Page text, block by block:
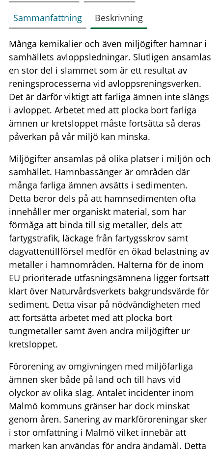
Sammanfattning Beskrivning
Många kemikalier och även miljögifter hamnar i
samhällets avloppsledningar. Slutligen ansamlas
en stor del i slammet som är ett resultat av
reningsprocesserna vid avloppsreningsverken.
Det är därför viktigt att farliga ämnen inte slängs
i avloppet. Arbetet med att plocka bort farliga
ämnen ur kretsloppet måste fortsätta så deras
påverkan på vår miljö kan minska.
Miljögifter ansamlas på olika platser i miljön och
samhället. Hamnbassänger är områden där
många farliga ämnen avsätts i sedimenten.
Detta beror dels på att hamnsedimenten ofta
innehåller mer organiskt material, som har
förmåga att binda till sig metaller, dels att
fartygstrafik, läckage från fartygsskrov samt
dagvattentillförsel medför en ökad belastning av
metaller i hamnområden. Halterna för de inom
EU prioriterade utfasningsämnena ligger fortsatt
klart över Naturvårdsverkets bakgrundsvärde för
sediment. Detta visar på nödvändigheten med
att fortsätta arbetet med att plocka bort
tungmetaller samt även andra miljögifter ur
kretsloppet.
Förorening av omgivningen med miljöfarliga
ämnen sker både på land och till havs vid
olyckor av olika slag. Antalet incidenter inom
Malmö kommuns gränser har dock minskat
genom åren. Sanering av markföroreningar sker
i stor omfattning i Malmö vilket innebär att
marken kan användas för andra ändamål. Detta